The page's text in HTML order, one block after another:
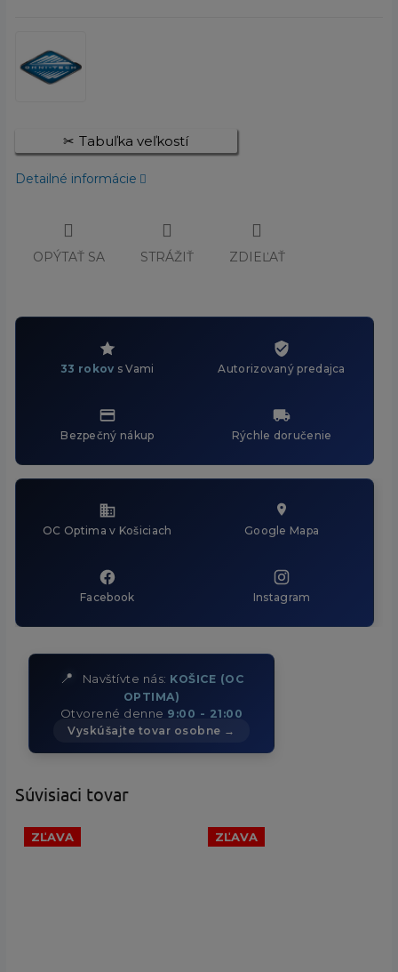
Tabuľka veľkostí
Detailné informácie
OPÝTAŤ SA STRÁŽIŤ ZDIEĽAŤ
33 rokov s Vami Autorizovaný predajca
Bezpečný nákup Rýchle doručenie
OC Optima v Košiciach Google Mapa
Facebook Instagram
📍 Navštívte nás: KOŠICE (OC
OPTIMA)
Otvorené denne 9:00 - 21:00
Vyskúšajte tovar osobne →
Súvisiaci tovar
ZĽAVA ZĽAVA